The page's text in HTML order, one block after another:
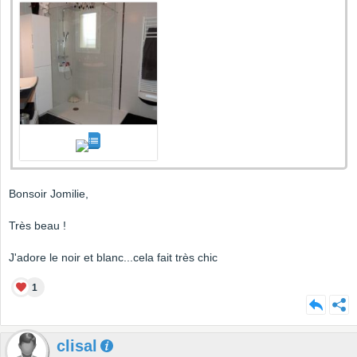
Bonsoir Jomilie,
Très beau !
J'adore le noir et blanc...cela fait très chic
1
clisal